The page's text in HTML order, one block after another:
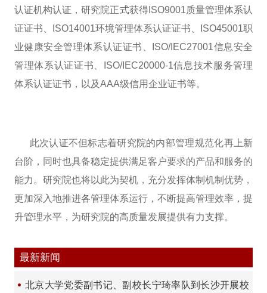
认证机构认证，研究院正式获得ISO9001质量管理体系认
证证书、ISO14001环境管理体系认证证书、ISO45001职
业健康安全管理体系认证证书、ISO/IEC27001信息安全
管理体系认证证书、ISO/IEC20000-1信息技术服务管理
体系认证证书，以及AAA级信用企业证书等。
此次认证不但标志着研究院的内部管理规范化再上新
台阶，同时也具备稳定提供满足客户要求的产品和服务的
能力。研究院也将以此为契机，充分发挥体制机制优势，
更加深入地推进各管理体系运行，不断提高管理效率，提
升管理水平，为研究院的高质量发展提供有力支撑。
最新新闻
北京大学党委副书记、副校长宁琦率队到长沙开展校